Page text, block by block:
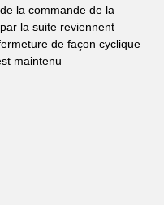
la commande de la
la suite reviennent
de façon cyclique
maintenu